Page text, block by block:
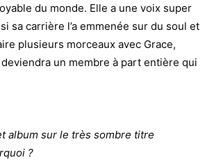
du monde. Elle a une voix super
si sa carrière l’a emmenée sur du soul et
plusieurs morceaux avec Grace,
un membre à part entière qui
album sur le très sombre titre
?